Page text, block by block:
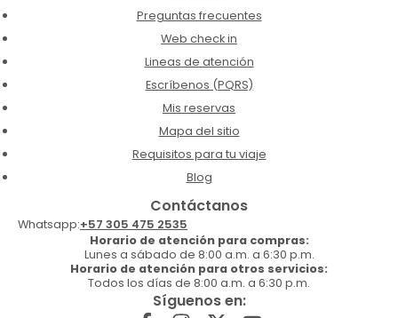
Preguntas frecuentes
Web check in
Lineas de atención
Escríbenos (PQRS)
Mis reservas
Mapa del sitio
Requisitos para tu viaje
Blog
Contáctanos
Whatsapp:+57 305 475 2535
Horario de atención para compras:
Lunes a sábado de 8:00 a.m. a 6:30 p.m.
Horario de atención para otros servicios:
Todos los días de 8:00 a.m. a 6:30 p.m.
Síguenos en: